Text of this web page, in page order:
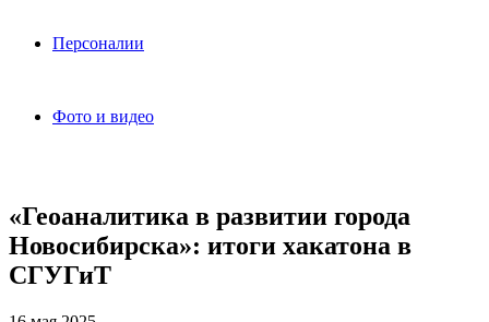
Персоналии
Фото и видео
«Геоаналитика в развитии города
Новосибирска»: итоги хакатона в
СГУГиТ